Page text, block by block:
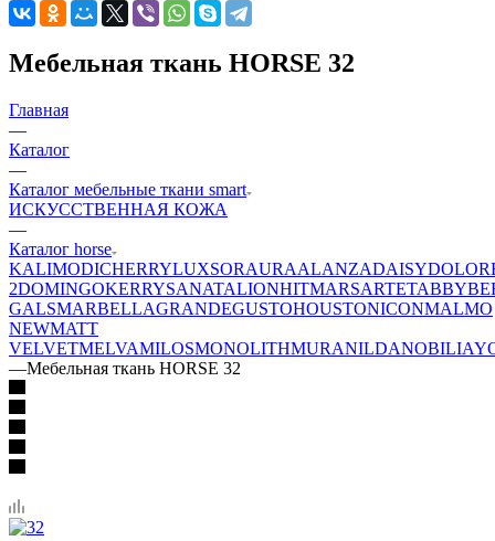
Мебельная ткань HORSE 32
Главная
—
Каталог
—
Каталог мебельные ткани smart
ИСКУССТВЕННАЯ КОЖА
—
Каталог horse
KALIMODICHERRYLUXSORAURAALANZADAISY
2DOMINGOKERRYSANATALIONHITMARSARTETABBY
GALSMARBELLAGRANDEGUSTOHOUSTONICONMALMO
NEWMATT
VELVETMELVAMILOSMONOLITHMURANILDANOBILIA
—Мебельная ткань HORSE 32